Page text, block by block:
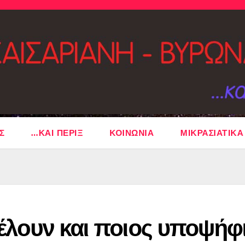
…ΚΑΙ ΠΕΡΙΞ ΚΟΙΝΩΝΙΑ ΜΙΚΡΑΣΙΑΤΙΚΑ
και ποιος